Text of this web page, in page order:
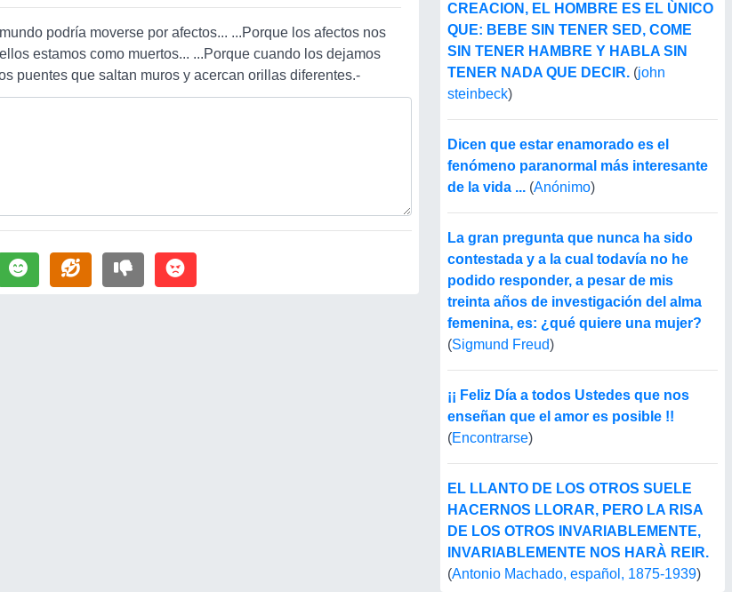
podría moverse por afectos... ...Porque los afectos nos
estamos como muertos... ...Porque cuando los dejamos
puentes que saltan muros y acercan orillas diferentes.-
CREACION, EL HOMBRE ES EL ÙNICO
QUE: BEBE SIN TENER SED, COME
SIN TENER HAMBRE Y HABLA SIN
TENER NADA QUE DECIR. (john
steinbeck)
Dicen que estar enamorado es el
fenómeno paranormal más interesante
de la vida ... (Anónimo)
La gran pregunta que nunca ha sido
contestada y a la cual todavía no he
podido responder, a pesar de mis
treinta años de investigación del alma
femenina, es: ¿qué quiere una mujer?
(Sigmund Freud)
¡¡ Feliz Día a todos Ustedes que nos
enseñan que el amor es posible !!
(Encontrarse)
EL LLANTO DE LOS OTROS SUELE
HACERNOS LLORAR, PERO LA RISA
DE LOS OTROS INVARIABLEMENTE,
INVARIABLEMENTE NOS HARÀ REIR.
(Antonio Machado, español, 1875-1939)